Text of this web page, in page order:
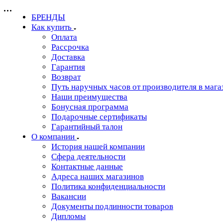
БРЕНДЫ
Как купить
Оплата
Рассрочка
Доставка
Гарантия
Возврат
Путь наручных часов от производителя в
Наши преимущества
Бонусная программа
Подарочные сертификаты
Гарантийный талон
О компании
История нашей компании
Сфера деятельности
Контактные данные
Адреса наших магазинов
Политика конфиденциальности
Вакансии
Документы подлинности товаров
Дипломы